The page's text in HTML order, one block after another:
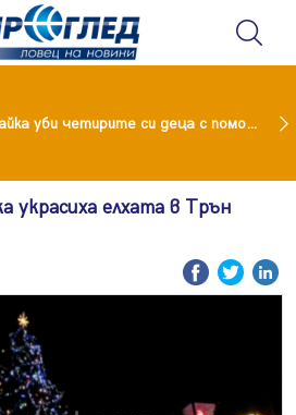
Майка уби четирите си деца с помощта на баба им, след което се самоуби
украсиха елхата в Трън